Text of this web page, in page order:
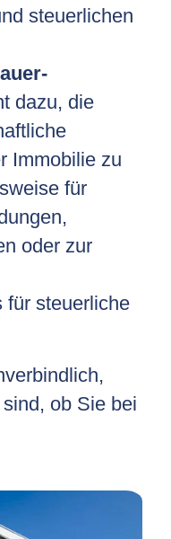
steuerlichen
dazu, die
Immobilie zu
für
oder zur
für steuerliche
ob Sie bei